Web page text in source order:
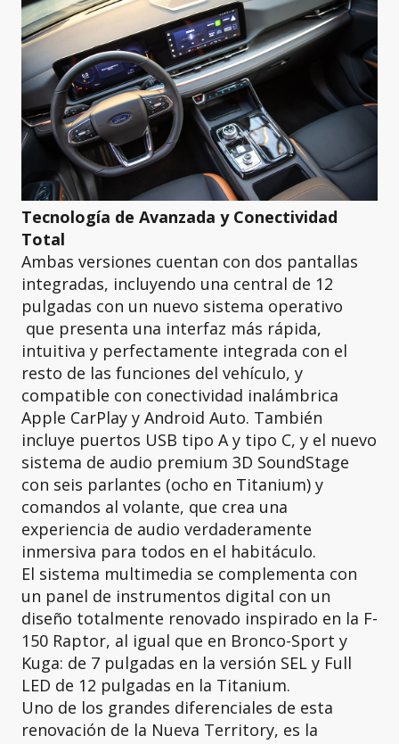
Tecnología de Avanzada y Conectividad
Total
Ambas versiones cuentan con dos pantallas
integradas, incluyendo una central de 12
pulgadas con un nuevo sistema operativo
que presenta una interfaz más rápida,
intuitiva y perfectamente integrada con el
resto de las funciones del vehículo, y
compatible con conectividad inalámbrica
Apple CarPlay y Android Auto. También
incluye puertos USB tipo A y tipo C, y el nuevo
sistema de audio premium 3D SoundStage
con seis parlantes (ocho en Titanium) y
comandos al volante, que crea una
experiencia de audio verdaderamente
inmersiva para todos en el habitáculo.
El sistema multimedia se complementa con
un panel de instrumentos digital con un
diseño totalmente renovado inspirado en la F-
150 Raptor, al igual que en Bronco-Sport y
Kuga: de 7 pulgadas en la versión SEL y Full
LED de 12 pulgadas en la Titanium.
Uno de los grandes diferenciales de esta
renovación de la Nueva Territory, es la